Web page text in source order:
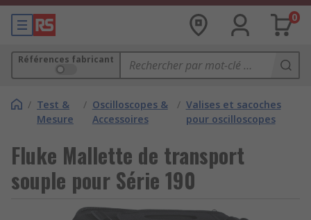
0
Références fabricant
/ Test &
Mesure
/ Oscilloscopes &
Accessoires
/ Valises et sacoches
pour oscilloscopes
Fluke Mallette de transport
souple pour Série 190